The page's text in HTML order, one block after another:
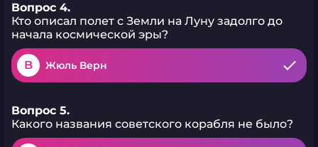
Вопрос 4.
Кто описал полет с Земли на Луну задолго до
начала космической эры?
B Жюль Верн
Вопрос 5.
Какого названия советского корабля не было?